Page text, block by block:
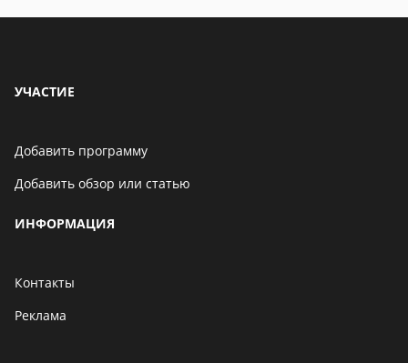
УЧАСТИЕ
Добавить программу
Добавить обзор или статью
ИНФОРМАЦИЯ
Контакты
Реклама